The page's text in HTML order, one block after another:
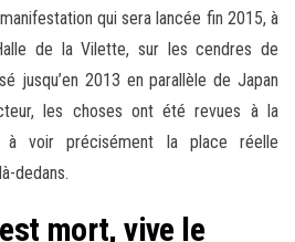
qui sera lancée fin 2015, à
de la Vilette, sur les cendres de
jusqu’en 2013 en parallèle de Japan
les choses ont été revues à la
à voir précisément la place réelle
dedans.
mort, vive le